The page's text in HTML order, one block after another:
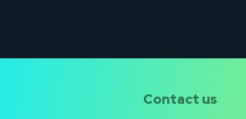
Contact us